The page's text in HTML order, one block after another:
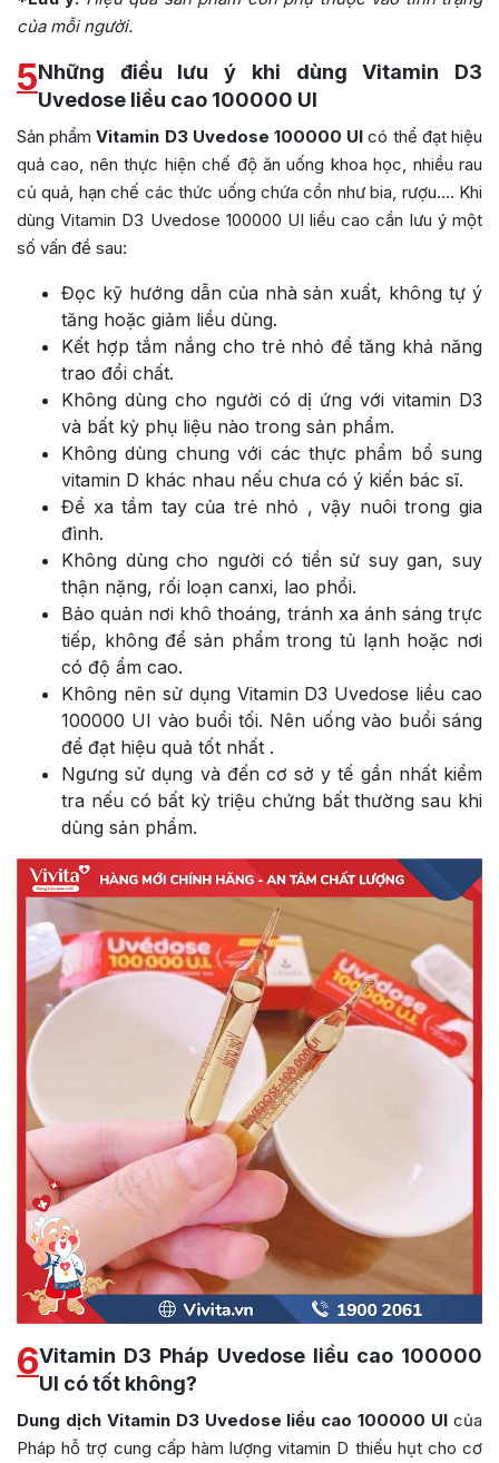
của mỗi người.
5Những điều lưu ý khi dùng Vitamin D3
Uvedose liều cao 100000 UI
Sản phẩmVitamin D3 Uvedose 100000 UI có thể đạt hiệu
quả cao, nên thực hiện chế độ ăn uống khoa học, nhiều rau
củ quả, hạn chế các thức uống chứa cồn như bia, rượu…. Khi
dùng Vitamin D3 Uvedose 100000 UI liều cao cần lưu ý một
số vấn đề sau:
Đọc kỹ hướng dẫn của nhà sản xuất, không tự ý
tăng hoặc giảm liều dùng.
Kết hợp tắm nắng cho trẻ nhỏ để tăng khả năng
trao đổi chất.
Không dùng cho người có dị ứng với vitamin D3
và bất kỳ phụ liệu nào trong sản phẩm.
Không dùng chung với các thực phẩm bổ sung
vitamin D khác nhau nếu chưa có ý kiến bác sĩ.
Để xa tầm tay của trẻ nhỏ , vậy nuôi trong gia
đình.
Không dùng cho người có tiền sử suy gan, suy
thận nặng, rối loạn canxi, lao phổi.
Bảo quản nơi khô thoáng, tránh xa ánh sáng trực
tiếp, không để sản phẩm trong tủ lạnh hoặc nơi
có độ ẩm cao.
Không nên sử dụng Vitamin D3 Uvedose liều cao
100000 UI vào buổi tối. Nên uống vào buổi sáng
để đạt hiệu quả tốt nhất .
Ngưng sử dụng và đến cơ sở y tế gần nhất kiểm
tra nếu có bất kỳ triệu chứng bất thường sau khi
dùng sản phẩm.
6Vitamin D3 Pháp Uvedose liều cao 100000
UI có tốt không?
Dung dịch Vitamin D3 Uvedose liều cao 100000 UI của
Pháp hỗ trợ cung cấp hàm lượng vitamin D thiếu hụt cho cơ